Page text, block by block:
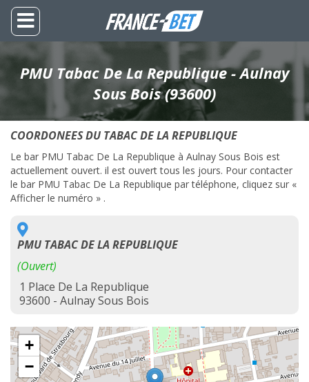
PMU Tabac De La Republique - Aulnay
Sous Bois (93600)
COORDONEES DU TABAC DE LA REPUBLIQUE
Le bar PMU Tabac De La Republique à Aulnay Sous Bois est
actuellement ouvert. il est ouvert tous les jours. Pour contacter
le bar PMU Tabac De La Republique par téléphone, cliquez sur «
Afficher le numéro » .
PMU TABAC DE LA REPUBLIQUE
(Ouvert)
1 Place De La Republique
93600 - Aulnay Sous Bois
+
−